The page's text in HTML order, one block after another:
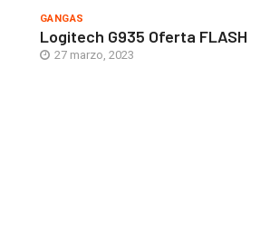
GANGAS
Logitech G935 Oferta FLASH
27 marzo, 2023